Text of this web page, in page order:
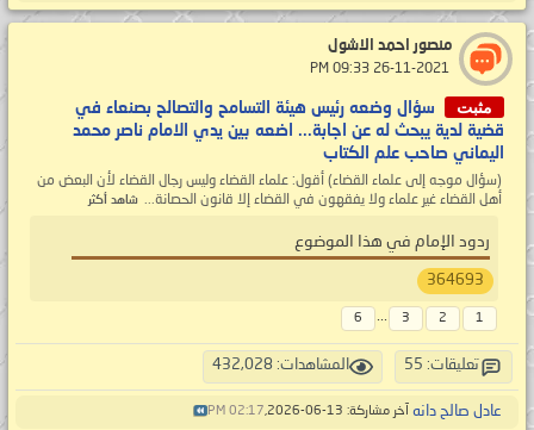
منصور احمد الاشول
مثبت
سؤال وضعه رئيس هيئة التسامح والتصالح بصنعاء في
قضية لدية يبحث له عن اجابة... اضعه بين يدي الامام ناصر محمد
اليماني صاحب علم الكتاب
(سؤال موجه إلى علماء القضاء) أقول: علماء القضاء وليس رجال القضاء لأن البعض من
أهل القضاء غير علماء ولا يفقهون في القضاء إلا قانون الحصانة... شاهد أكثر
ردود الإمام في هذا الموضوع
364693
1
2
3
...
6
تعليقات: 55 المشاهدات: 432,028
عادل صالح دانه آخر مشاركة: 13-06-2026, 02:17 PM